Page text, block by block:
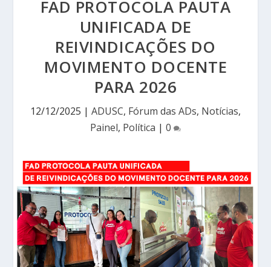
FAD PROTOCOLA PAUTA
UNIFICADA DE
REIVINDICAÇÕES DO
MOVIMENTO DOCENTE
PARA 2026
12/12/2025 | ADUSC, Fórum das ADs, Notícias,
Painel, Política | 0